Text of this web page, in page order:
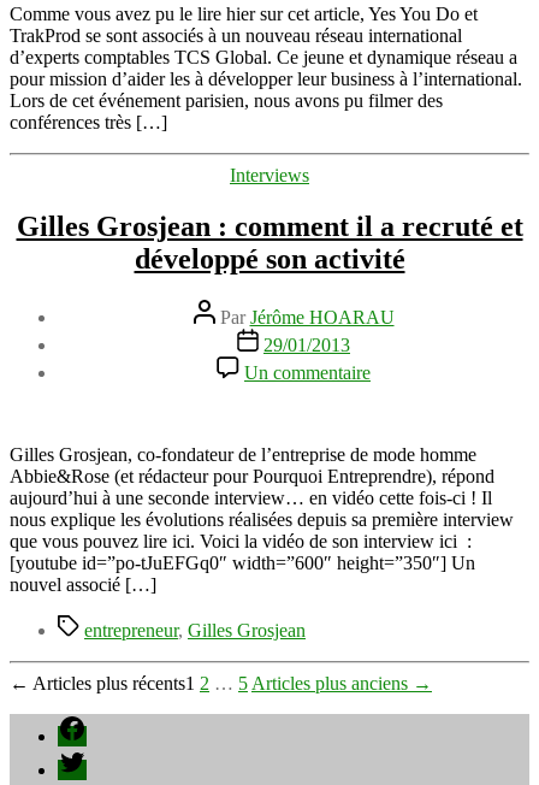
de
TCS
Global
–
interview
Comme vous avez pu le lire hier sur cet article, Yes You Do et
TrakProd se sont associés à un nouveau réseau international
d’experts comptables TCS Global. Ce jeune et dynamique réseau a
pour mission d’aider les à développer leur business à l’international.
Lors de cet événement parisien, nous avons pu filmer des
conférences très […]
Catégories
Interviews
Gilles Grosjean : comment il a recruté et
développé son activité
Auteur
de
l’article
ParJérôme HOARAU
Date
de
l’article
29/01/2013
Un commentaire
Gilles
comment
il
a
recruté
et
développé
Gilles Grosjean, co-fondateur de l’entreprise de mode homme
Abbie&Rose (et rédacteur pour Pourquoi Entreprendre), répond
aujourd’hui à une seconde interview… en vidéo cette fois-ci ! Il
nous explique les évolutions réalisées depuis sa première interview
que vous pouvez lire ici. Voici la vidéo de son interview ici :
[youtube id=”po-tJuEFGq0″ width=”600″ height=”350″] Un
nouvel associé […]
Étiquettes
entrepreneur, Gilles Grosjean
Pagination
des
publications
← Articles plus récents1 2 … 5 Articles plus anciens →
Facebook
Twitter